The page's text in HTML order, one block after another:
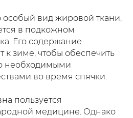
вид жировой ткани,
в подкожном
Его содержание
к зиме, чтобы обеспечить
необходимыми
во время спячки.
пользуется
медицине. Однако